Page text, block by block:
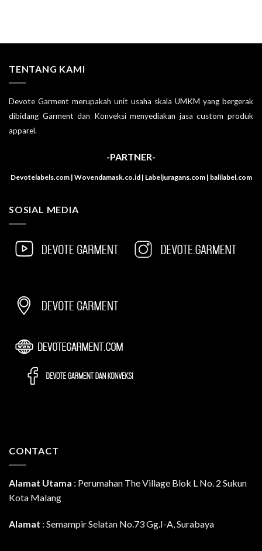
TENTANG KAMI
Devote Garment merupakah unit usaha skala UMKM yang bergerak
dibidang Garment dan Konveksi menyediakan jasa custom produk
apparel.
-PARTNER-
Devotelabels.com | Wovendamask.co.id | Labeljuragans.com | balilabel.com
SOSIAL MEDIA
CONTACT
Alamat Utama : Perumahan The Village Blok L No. 2 Sukun
Kota Malang
Alamat : Semampir Selatan No.73 Gg.I-A, Surabaya